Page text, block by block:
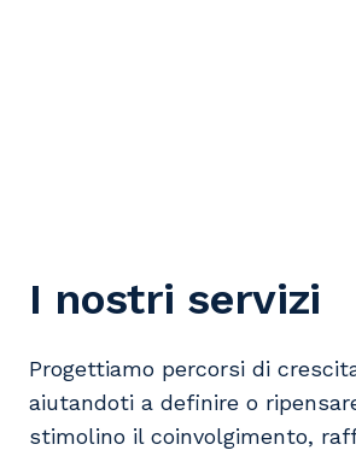
I nostri servizi
Progettiamo percorsi di
aiutandoti a definire o
stimolino il coinvolgimento,